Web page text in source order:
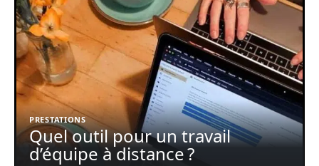
PRESTATIONS
Quel outil pour un travail
d’équipe à distance ?